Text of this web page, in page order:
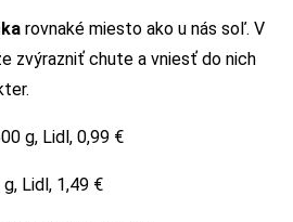
rovnaké miesto ako u nás soľ. V
zvýrazniť chute a vniesť do nich
g, Lidl, 0,99 €
Lidl, 1,49 €